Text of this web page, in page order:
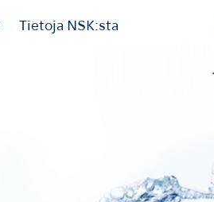
Tietoja NSK:sta